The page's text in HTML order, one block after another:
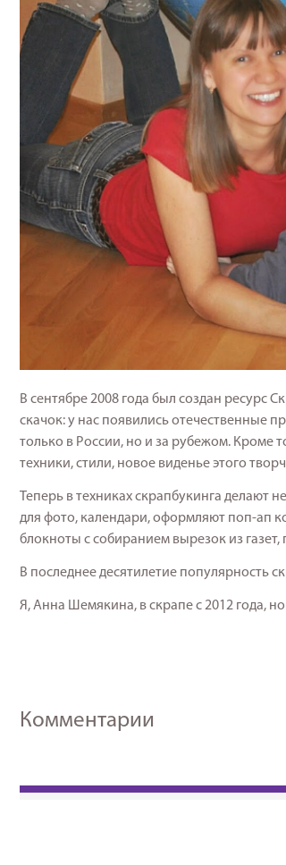
В сентябре 2008 года был создан ресурс
скачок: у нас появились отечественные
только в России, но и за рубежом. Кроме
техники, стили, новое виденье этого
Теперь в техниках скрапбукинга
для фото, календари, оформляют поп-ап
блокноты с собиранием вырезок из
В последнее десятилетие популярность
Я, Анна Шемякина, в скрапе с 2012 года,
Комментарии